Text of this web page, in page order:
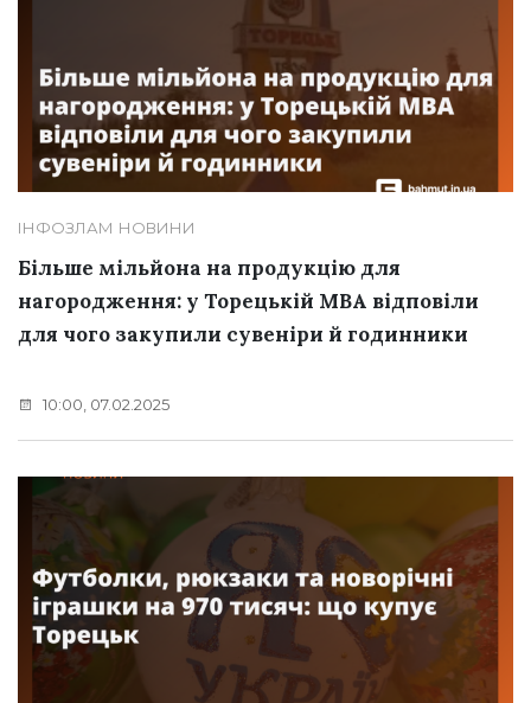
ІНФОЗЛАМ НОВИНИ
Більше мільйона на продукцію для
нагородження: у Торецькій МВА відповіли
для чого закупили сувеніри й годинники
10:00, 07.02.2025